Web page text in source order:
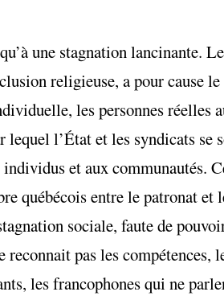
une stagnation lancinante.
religieuse, a pour cause le
les personnes réelles
l’État et les syndicats se
et aux communautés.
québécois entre le patronat et
sociale, faute de
pas les compétences,
les francophones qui ne